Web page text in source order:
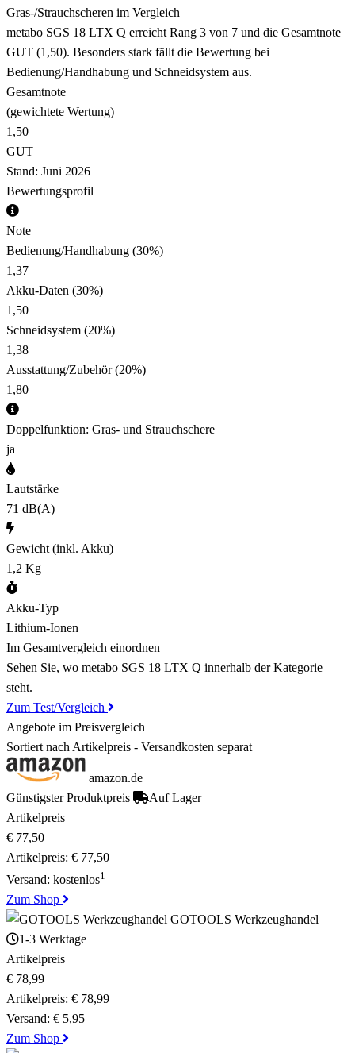
Gras-/Strauchscheren im Vergleich
metabo SGS 18 LTX Q erreicht Rang 3 von 7 und die Gesamtnote
GUT (1,50). Besonders stark fällt die Bewertung bei
Bedienung/Handhabung und Schneidsystem aus.
Gesamtnote
(gewichtete Wertung)
1,50
GUT
Stand: Juni 2026
Bewertungsprofil
Note
Bedienung/Handhabung (30%)
1,37
Akku-Daten (30%)
1,50
Schneidsystem (20%)
1,38
Ausstattung/Zubehör(20%)
1,80
Doppelfunktion: Gras- und Strauchschere
ja
Lautstärke
71 dB(A)
Gewicht (inkl. Akku)
1,2 Kg
Akku-Typ
Lithium-Ionen
Im Gesamtvergleich einordnen
Sehen Sie, wo metabo SGS 18 LTX Q innerhalb der Kategorie
steht.
Zum Test/Vergleich
Angebote im Preisvergleich
Sortiert nach Artikelpreis - Versandkosten separat
amazon.de
Günstigster Produktpreis
Auf Lager
Artikelpreis
€ 77,50
Artikelpreis: € 77,50
Versand: kostenlos1
Zum Shop
GOTOOLS Werkzeughandel
1-3 Werktage
Artikelpreis
€ 78,99
Artikelpreis: € 78,99
Versand: € 5,95
Zum Shop